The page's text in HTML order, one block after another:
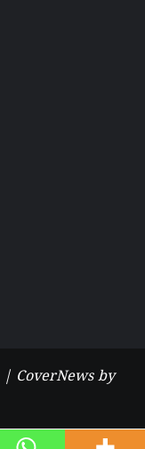
| CoverNewsby